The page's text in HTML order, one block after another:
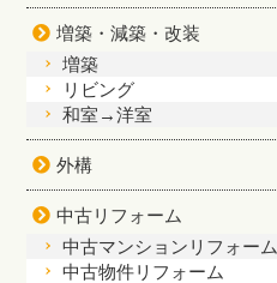
増築・減築・改装
増築
リビング
和室→洋室
外構
中古リフォーム
中古マンションリフォーム
中古物件リフォーム